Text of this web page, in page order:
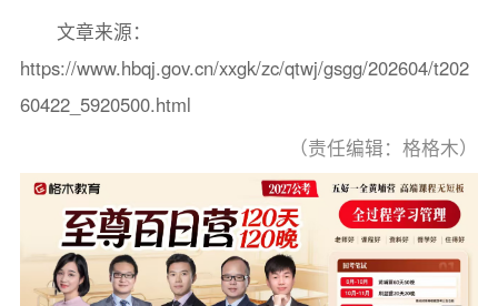
文章来源：
https://www.hbqj.gov.cn/xxgk/zc/qtwj/gsgg/202604/t202
60422_5920500.html
（责任编辑：格格木）